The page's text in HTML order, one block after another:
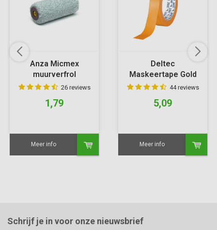
Anza Micmex
muurverfrol
26 reviews
1,79
Meer info
Deltec
Maskeertape Gold
44 reviews
5,09
Meer info
Schrijf je in voor onze nieuwsbrief